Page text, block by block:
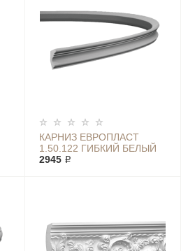
КАРНИЗ ЕВРОПЛАСТ
1.50.122 ГИБКИЙ БЕЛЫЙ
2945 ₽